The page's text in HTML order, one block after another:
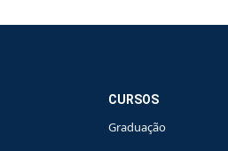
CURSOS
Graduação